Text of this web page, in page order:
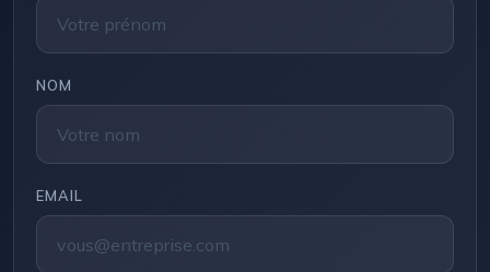
NOM
EMAIL